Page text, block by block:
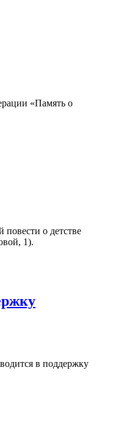
«Память о
повести о детстве
1).
в поддержку